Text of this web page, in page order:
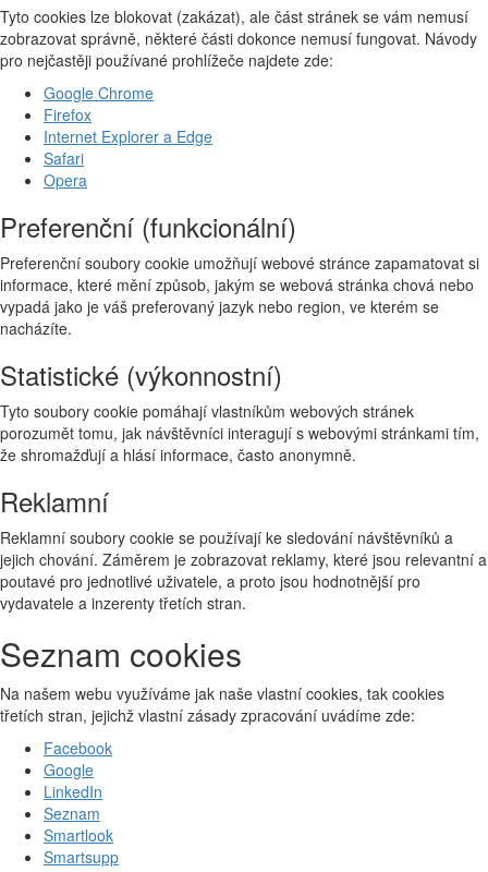
Tyto cookies lze blokovat (zakázat), ale část stránek se vám nemusí
zobrazovat správně, některé části dokonce nemusí fungovat. Návody
pro nejčastěji používané prohlížeče najdete zde:
Google Chrome
Firefox
Internet Explorer a Edge
Safari
Opera
Preferenční (funkcionální)
Preferenční soubory cookie umožňují webové stránce zapamatovat si
informace, které mění způsob, jakým se webová stránka chová nebo
vypadá jako je váš preferovaný jazyk nebo region, ve kterém se
nacházíte.
Statistické (výkonnostní)
Tyto soubory cookie pomáhají vlastníkům webových stránek
porozumět tomu, jak návštěvníci interagují s webovými stránkami tím,
že shromažďují a hlásí informace, často anonymně.
Reklamní
Reklamní soubory cookie se používají ke sledování návštěvníků a
jejich chování. Záměrem je zobrazovat reklamy, které jsou relevantní a
poutavé pro jednotlivé uživatele, a proto jsou hodnotnější pro
vydavatele a inzerenty třetích stran.
Seznam cookies
Na našem webu využíváme jak naše vlastní cookies, tak cookies
třetích stran, jejichž vlastní zásady zpracování uvádíme zde:
Facebook
Google
LinkedIn
Seznam
Smartlook
Smartsupp